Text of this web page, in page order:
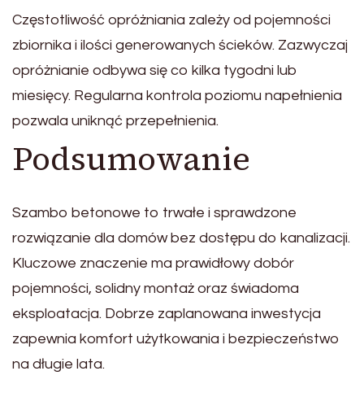
Częstotliwość opróżniania zależy od pojemności
zbiornika i ilości generowanych ścieków. Zazwyczaj
opróżnianie odbywa się co kilka tygodni lub
miesięcy. Regularna kontrola poziomu napełnienia
pozwala uniknąć przepełnienia.
Podsumowanie
Szambo betonowe to trwałe i sprawdzone
rozwiązanie dla domów bez dostępu do kanalizacji.
Kluczowe znaczenie ma prawidłowy dobór
pojemności, solidny montaż oraz świadoma
eksploatacja. Dobrze zaplanowana inwestycja
zapewnia komfort użytkowania i bezpieczeństwo
na długie lata.